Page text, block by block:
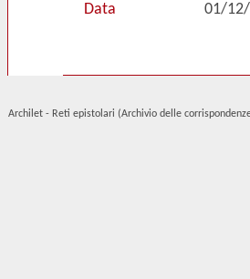
Data
01/
Archilet - Reti epistolari (Archivio delle